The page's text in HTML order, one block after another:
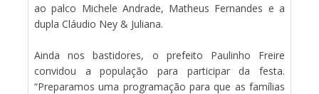
ao palco Michele Andrade, Matheus Fernandes e a
dupla Cláudio Ney & Juliana.
Ainda nos bastidores, o prefeito Paulinho Freire
convidou a população para participar da festa.
“Preparamos uma programação para que as famílias